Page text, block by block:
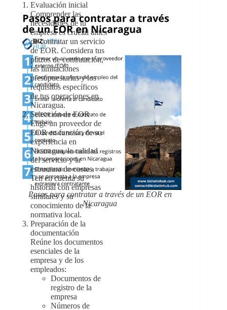
Pasos para contratar a través de un EOR en
Nicaragua
Evaluación inicial
Comprender las
necesidades de tu
empresa es crucial antes
de contratar un servicio
de EOR. Considera tus
plazos de contratación,
las limitaciones
presupuestarias y los
requisitos específicos
de tus operaciones en
Nicaragua.
Selección de EOR
Elige un proveedor de
EOR en función de su
experiencia en
Nicaragua, la calidad
del servicio y la
estructura de costes.
Ten en cuenta su
historial con empresas
similares y su
conocimiento de la
normativa local.
Preparación de la
documentación
Reúne los documentos
esenciales de la
empresa y de los
empleados:
Documentos de
registro de la
empresa
Números de